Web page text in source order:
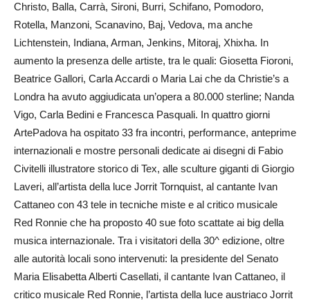
Christo, Balla, Carrà, Sironi, Burri, Schifano, Pomodoro,
Rotella, Manzoni, Scanavino, Baj, Vedova, ma anche
Lichtenstein, Indiana, Arman, Jenkins, Mitoraj, Xhixha. In
aumento la presenza delle artiste, tra le quali: Giosetta Fioroni,
Beatrice Gallori, Carla Accardi o Maria Lai che da Christie’s a
Londra ha avuto aggiudicata un’opera a 80.000 sterline; Nanda
Vigo, Carla Bedini e Francesca Pasquali. In quattro giorni
ArtePadova ha ospitato 33 fra incontri, performance, anteprime
internazionali e mostre personali dedicate ai disegni di Fabio
Civitelli illustratore storico di Tex, alle sculture giganti di Giorgio
Laveri, all’artista della luce Jorrit Tornquist, al cantante Ivan
Cattaneo con 43 tele in tecniche miste e al critico musicale
Red Ronnie che ha proposto 40 sue foto scattate ai big della
musica internazionale. Tra i visitatori della 30^ edizione, oltre
alle autorità locali sono intervenuti: la presidente del Senato
Maria Elisabetta Alberti Casellati, il cantante Ivan Cattaneo, il
critico musicale Red Ronnie, l’artista della luce austriaco Jorrit